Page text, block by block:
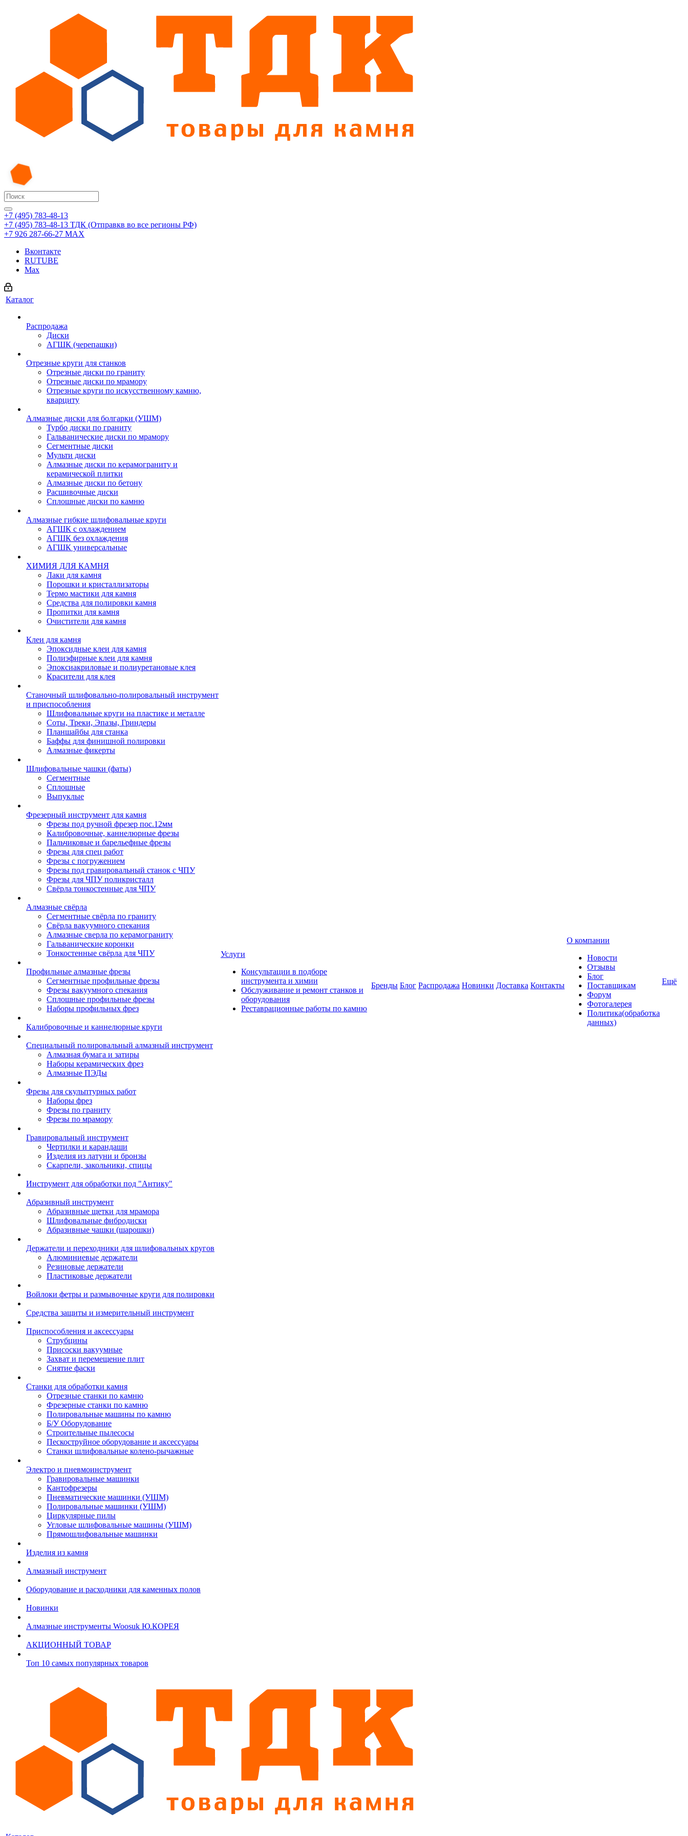
+7 (495) 783-48-13
+7 (495) 783-48-13 ТДК (Отправкв во все регионы РФ)
+7 926 287-66-27 МАХ
Вконтакте
RUTUBE
Max
Каталог
Распродажа
Диски
АГШК (черепашки)
Отрезные круги для станков
Отрезные диски по граниту
Отрезные диски по мрамору
Отрезные круги по искусственному камню,
кварциту
Алмазные диски для болгарки (УШМ)
Турбо диски по граниту
Гальванические диски по мрамору
Сегментные диски
Мульти диски
Алмазные диски по керамограниту и
керамической плитки
Алмазные диски по бетону
Расшивочные диски
Сплошные диски по камню
Алмазные гибкие шлифовальные круги
АГШК с охлаждением
АГШК без охлаждения
АГШК универсальные
ХИМИЯ ДЛЯ КАМНЯ
Лаки для камня
Порошки и кристаллизаторы
Термо мастики для камня
Средства для полировки камня
Пропитки для камня
Очистители для камня
Клеи для камня
Эпоксидные клеи для камня
Полиэфирные клеи для камня
Эпоксиакриловые и полиуретановые клея
Красители для клея
Станочный шлифовально-полировальный инструмент
и приспособления
Шлифовальные круги на пластике и металле
Соты, Треки, Эпазы, Гриндеры
Планшайбы для станка
Баффы для финишной полировки
Алмазные фикерты
Шлифовальные чашки (фаты)
Сегментные
Сплошные
Выпуклые
Фрезерный инструмент для камня
Фрезы под ручной фрезер пос.12мм
Калибровочные, каннелюрные фрезы
Пальчиковые и барельефные фрезы
Фрезы для спец работ
Фрезы с погружением
Фрезы под гравировальный станок с ЧПУ
Фрезы для ЧПУ поликристалл
Свёрла тонкостенные для ЧПУ
Алмазные свёрла
Сегментные свёрла по граниту
Свёрла вакуумного спекания
Алмазные сверла по керамограниту
Гальванические коронки
Тонкостенные свёрла для ЧПУ
Профильные алмазные фрезы
Сегментные профильные фрезы
Фрезы вакуумного спекания
Сплошные профильные фрезы
Наборы профильных фрез
Калибровочные и каннелюрные круги
Специальный полировальный алмазный инструмент
Алмазная бумага и затиры
Наборы керамических фрез
Алмазные ПЭДы
Фрезы для скульптурных работ
Наборы фрез
Фрезы по граниту
Фрезы по мрамору
Гравировальный инструмент
Чертилки и карандаши
Изделия из латуни и бронзы
Скарпели, закольники, спицы
Инструмент для обработки под "Антику"
Абразивный инструмент
Абразивные щетки для мрамора
Шлифовальные фибродиски
Абразивные чашки (шарошки)
Держатели и переходники для шлифовальных кругов
Алюминиевые держатели
Резиновые держатели
Пластиковые держатели
Войлоки фетры и размывочные круги для полировки
Средства защиты и измерительный инструмент
Приспособления и аксессуары
Струбцины
Присоски вакуумные
Захват и перемещение плит
Снятие фаски
Станки для обработки камня
Отрезные станки по камню
Фрезерные станки по камню
Полировальные машины по камню
Б/У Оборудование
Строительные пылесосы
Пескоструйное оборудование и аксессуары
Станки шлифовальные колено-рычажные
Электро и пневмоинструмент
Гравировальные машинки
Кантофрезеры
Пневматические машинки (УШМ)
Полировальные машинки (УШМ)
Циркулярные пилы
Угловые шлифовальные машины (УШМ)
Прямошлифовальные машинки
Изделия из камня
Алмазный инструмент
Оборудование и расходники для каменных полов
Новинки
Алмазные инструменты Woosuk Ю.КОРЕЯ
АКЦИОННЫЙ ТОВАР
Топ 10 самых популярных товаров
Услуги
Консультации в подборе
инструмента и химии
Обслуживание и ремонт станков и
оборудования
Реставрационные работы по камню
Бренды Блог Распродажа Новинки Доставка Контакты
О компании
Новости
Отзывы
Блог
Поставщикам
Форум
Фотогалерея
Политика(обработка
данных)
Ещё